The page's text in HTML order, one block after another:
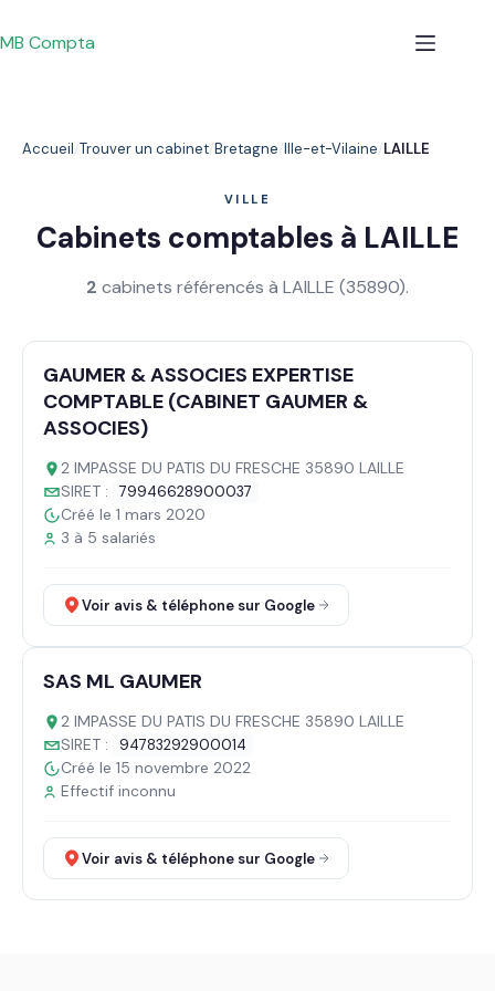
au
contenu
MB Compta
Accueil Trouver un cabinet Bretagne Ille-et-Vilaine LAILLE
VILLE
Cabinets comptables à LAILLE
2 cabinets référencés à LAILLE (35890).
GAUMER & ASSOCIES EXPERTISE
COMPTABLE (CABINET GAUMER &
ASSOCIES)
2 IMPASSE DU PATIS DU FRESCHE 35890 LAILLE
SIRET :
79946628900037
Créé le 1 mars 2020
3 à 5 salariés
Voir avis & téléphone sur Google
SAS ML GAUMER
2 IMPASSE DU PATIS DU FRESCHE 35890 LAILLE
SIRET :
94783292900014
Créé le 15 novembre 2022
Effectif inconnu
Voir avis & téléphone sur Google